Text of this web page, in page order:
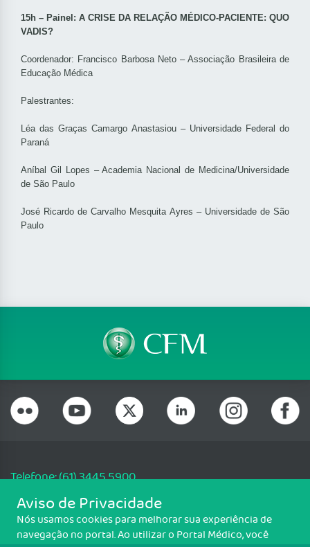
15h – Painel: A CRISE DA RELAÇÃO MÉDICO-PACIENTE: QUO
VADIS?
Coordenador: Francisco Barbosa Neto – Associação Brasileira de
Educação Médica
Palestrantes:
Léa das Graças Camargo Anastasiou – Universidade Federal do
Paraná
Aníbal Gil Lopes – Academia Nacional de Medicina/Universidade
de São Paulo
José Ricardo de Carvalho Mesquita Ayres – Universidade de São
Paulo
Telefone: (61) 3445 5900
Email: cfm@portalmedico.org.br
SGAS 616, Conjunto D, Lote 115, L2 Sul, Brasília/DF - CEP: 70200-760 -
CNPJ: 33.583.550/0001-30
Aviso de Privacidade
Nós usamos cookies para melhorar sua experiência de
navegação no portal. Ao utilizar o Portal Médico, você